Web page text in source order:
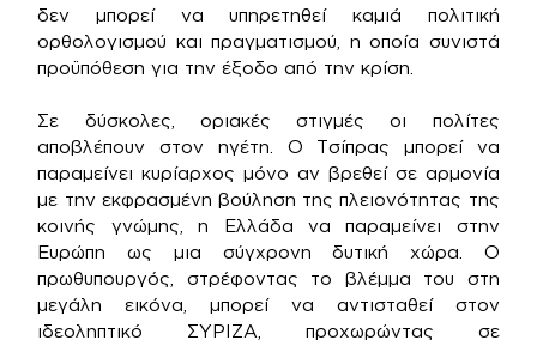
δεν μπορεί να υπηρετηθεί καμιά πολιτική
ορθολογισμού και πραγματισμού, η οποία συνιστά
προϋπόθεση για την έξοδο από την κρίση.
Σε δύσκολες, οριακές στιγμές οι πολίτες
αποβλέπουν στον ηγέτη. Ο Τσίπρας μπορεί να
παραμείνει κυρίαρχος μόνο αν βρεθεί σε αρμονία
με την εκφρασμένη βούληση της πλειονότητας της
κοινής γνώμης, η Ελλάδα να παραμείνει στην
Ευρώπη ως μια σύγχρονη δυτική χώρα. Ο
πρωθυπουργός, στρέφοντας το βλέμμα του στη
μεγάλη εικόνα, μπορεί να αντισταθεί στον
ιδεοληπτικό ΣΥΡΙΖΑ, προχωρώντας σε